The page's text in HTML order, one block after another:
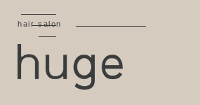
hair salon